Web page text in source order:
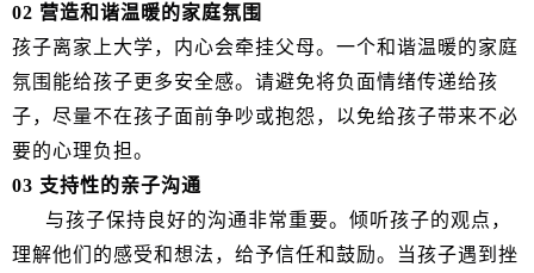
02 营造和谐温暖的家庭氛围
孩子离家上大学，内心会牵挂父母。一个和谐温暖的家庭
氛围能给孩子更多安全感。请避免将负面情绪传递给孩
子，尽量不在孩子面前争吵或抱怨，以免给孩子带来不必
要的心理负担。
03 支持性的亲子沟通
与孩子保持良好的沟通非常重要。倾听孩子的观点，
理解他们的感受和想法，给予信任和鼓励。当孩子遇到挫